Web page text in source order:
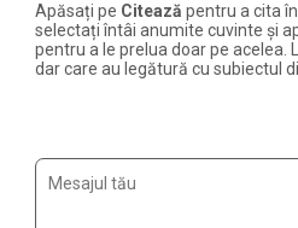
Apăsați pe Citează pentru a cita
selectați întâi anumite cuvinte și
pentru a le prelua doar pe acelea.
dar care au legătură cu subiectul